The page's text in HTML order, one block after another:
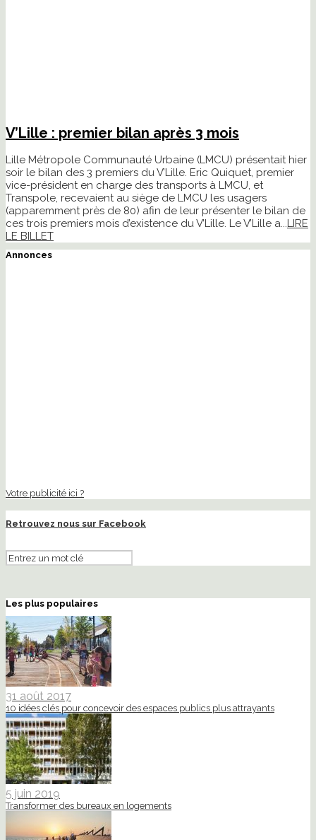
V’Lille : premier bilan après 3 mois
Lille Métropole Communauté Urbaine (LMCU) présentait hier
soir le bilan des 3 premiers du V’Lille. Eric Quiquet, premier
vice-président en charge des transports à LMCU, et
Transpole, recevaient au siège de LMCU les usagers
(apparemment près de 80) afin de leur présenter le bilan de
ces trois premiers mois d’existence du V’Lille. Le V’Lille a... LIRE
LE BILLET
Annonces
Votre publicité ici ?
Retrouvez nous sur Facebook
Les plus populaires
31 août 2017
10 idées clés pour concevoir des espaces publics plus attrayants
5 juin 2019
Transformer des bureaux en logements